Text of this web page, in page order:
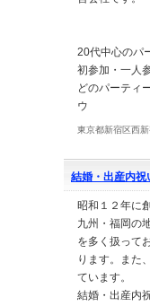
20代中心のパ
初参加・一人
どのパーティ
ウ
東京都新宿区西
結婚・出産内祝
昭和１２年に
九州・福岡の
を多く扱って
ります。また
ています。
結婚・出産内